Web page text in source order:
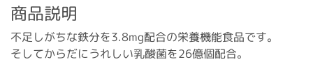
商品説明
不足しがちな鉄分を3.8mg配合の栄養機能食品です。
そしてからだにうれしい乳酸菌を26億個配合。